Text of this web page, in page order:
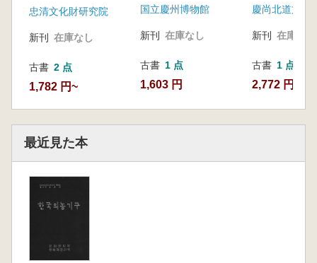
忠清文化財研究院
新刊 在庫なし
古書 2 点
1,782 円~
国立慶州博物館
新刊 在庫なし
古書 1 点
1,603 円
慶尚北道文化
新刊 在庫なし
古書 1 点
2,772 円
最近見た本